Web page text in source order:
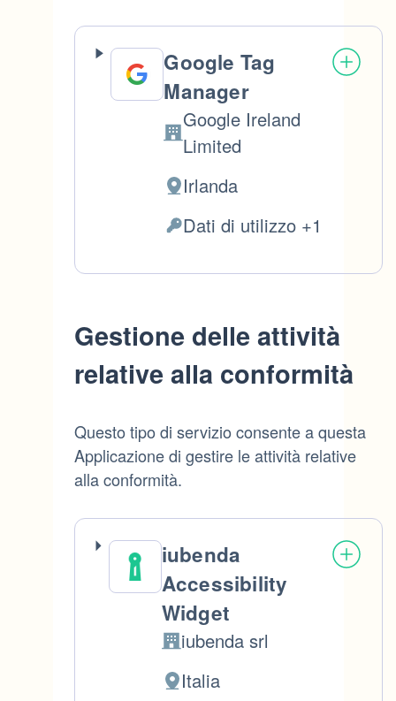
Google Tag
Manager
Azienda:
Google Ireland
Limited
Luogo
del
Irlanda
DatiDati di utilizzo +1
Gestione delle attività
relative alla conformità
Questo tipo di servizio consente a questa
Applicazione di gestire le attività relative
alla conformità.
iubenda
Accessibility
Widget
Azienda:
iubenda srl
Luogo
Italia